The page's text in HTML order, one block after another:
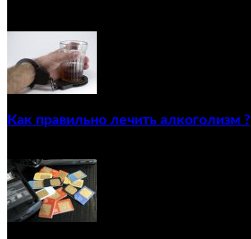
Как правильно лечить алкоголизм ?